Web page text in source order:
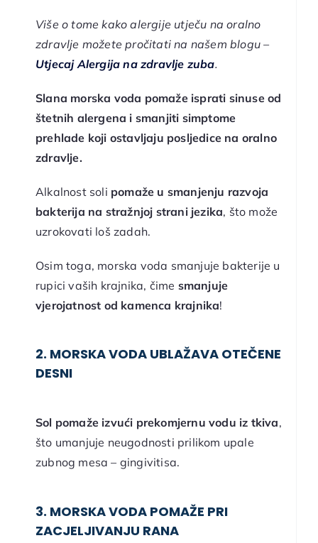
Više o tome kako alergije utječu na oralno
zdravlje možete pročitati na našem blogu –
Utjecaj Alergija na zdravlje zuba.
Slana morska voda pomaže isprati sinuse od
štetnih alergena i smanjiti simptome
prehlade koji ostavljaju posljedice na oralno
zdravlje.
Alkalnost soli pomaže u smanjenju razvoja
bakterija na stražnjoj strani jezika, što može
uzrokovati loš zadah.
Osim toga, morska voda smanjuje bakterije u
rupici vaših krajnika, čime smanjuje
vjerojatnost od kamenca krajnika!
2. MORSKA VODA UBLAŽAVA OTEČENE
DESNI
Sol pomaže izvući prekomjernu vodu iz tkiva,
što umanjuje neugodnosti prilikom upale
zubnog mesa – gingivitisa.
3. MORSKA VODA POMAŽE PRI
ZACJELJIVANJU RANA